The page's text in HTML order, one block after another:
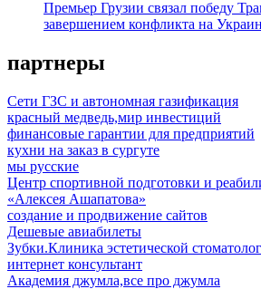
Премьер Грузии связал победу
завершением конфликта на
партнеры
Сети ГЗС и автономная газификация
красный медведь,мир инвестиций
финансовые гарантии для предприятий
кухни на заказ в сургуте
мы русские
Центр спортивной подготовки и
«Алексея Ашапатова»
создание и продвижение сайтов
Дешевые авиабилеты
Зубки.Клиника эстетической
интернет консультант
Академия джумла,все про джумла